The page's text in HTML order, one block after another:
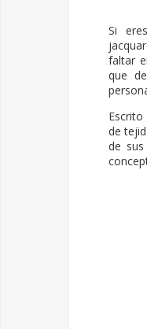
Si
faltar
que
de
de